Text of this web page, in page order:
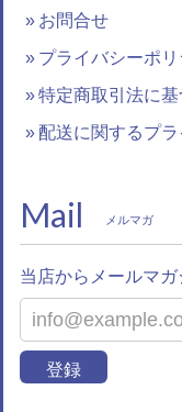
お問合せ
プライバシーポリ
特定商取引法に
配送に関するプ
Mail メルマガ
当店からメールマガ
登録